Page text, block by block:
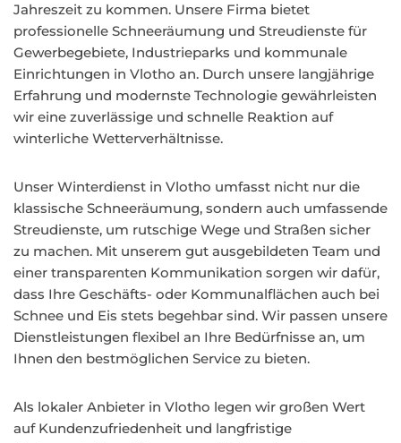
Jahreszeit zu kommen. Unsere Firma bietet
professionelle Schneeräumung und Streudienste für
Gewerbegebiete, Industrieparks und kommunale
Einrichtungen in Vlotho an. Durch unsere langjährige
Erfahrung und modernste Technologie gewährleisten
wir eine zuverlässige und schnelle Reaktion auf
winterliche Wetterverhältnisse.
Unser Winterdienst in Vlotho umfasst nicht nur die
klassische Schneeräumung, sondern auch umfassende
Streudienste, um rutschige Wege und Straßen sicher
zu machen. Mit unserem gut ausgebildeten Team und
einer transparenten Kommunikation sorgen wir dafür,
dass Ihre Geschäfts- oder Kommunalflächen auch bei
Schnee und Eis stets begehbar sind. Wir passen unsere
Dienstleistungen flexibel an Ihre Bedürfnisse an, um
Ihnen den bestmöglichen Service zu bieten.
Als lokaler Anbieter in Vlotho legen wir großen Wert
auf Kundenzufriedenheit und langfristige